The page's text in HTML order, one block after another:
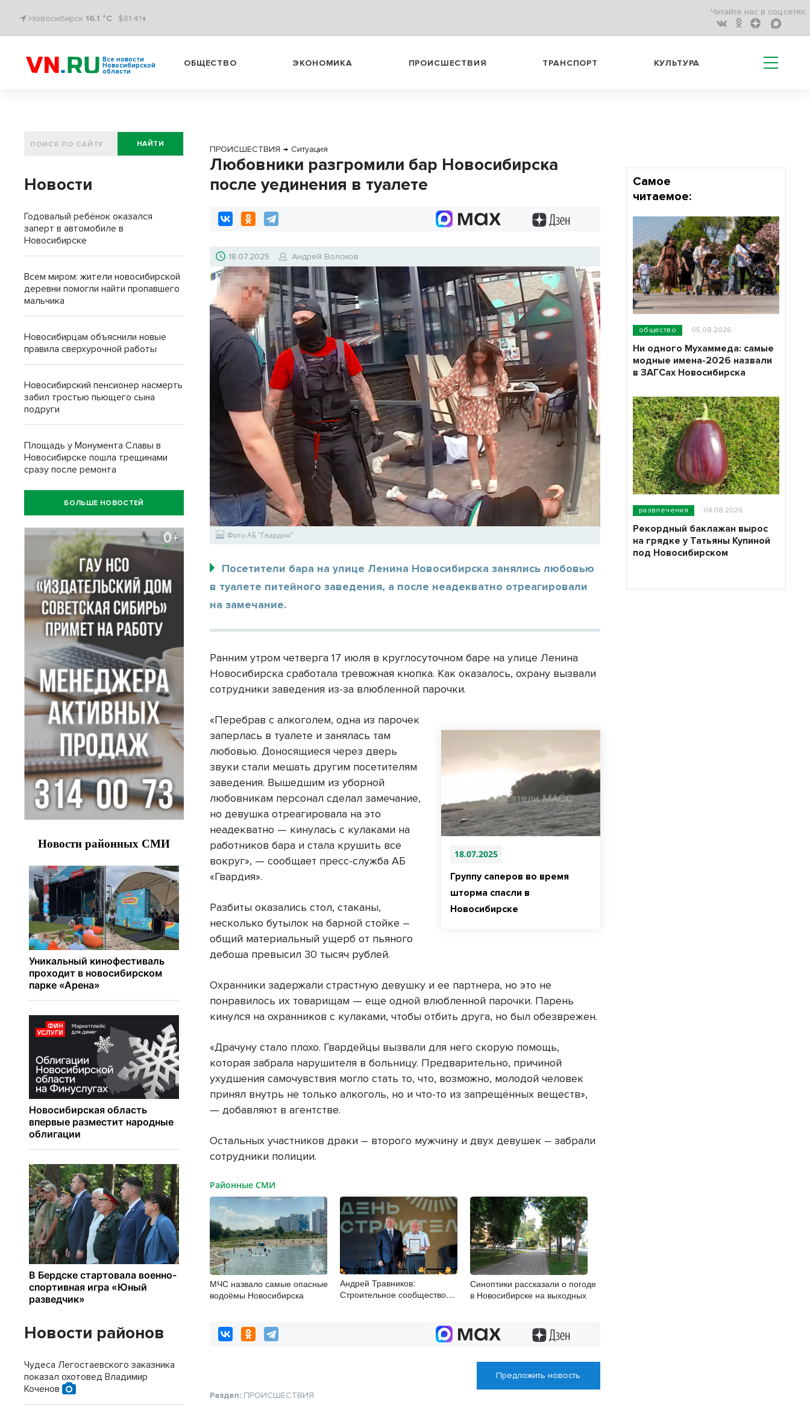
Новосибирск 16.1 °C $81.41↑
Читайте нас в соц.сетях:
Все новости
Новосибирской
области
ОБЩЕСТВО ЭКОНОМИКА ПРОИСШЕСТВИЯ ТРАНСПОРТ КУЛЬТУРА
ПРОИСШЕСТВИЯ → Ситуация
Любовники разгромили бар Новосибирска
после уединения в туалете
18.07.2025 Андрей Волохов
Фото АБ "Гвардия"
Посетители бара на улице Ленина Новосибирска занялись любовью
в туалете питейного заведения, а после неадекватно отреагировали
на замечание.
Ранним утром четверга 17 июля в круглосуточном баре на улице Ленина
Новосибирска сработала тревожная кнопка. Как оказалось, охрану вызвали
сотрудники заведения из-за влюбленной парочки.
18.07.2025
Группу саперов во время
шторма спасли в
Новосибирске
«Перебрав с алкоголем, одна из парочек
заперлась в туалете и занялась там
любовью. Доносящиеся через дверь
звуки стали мешать другим посетителям
заведения. Вышедшим из уборной
любовникам персонал сделал замечание,
но девушка отреагировала на это
неадекватно — кинулась с кулаками на
работников бара и стала крушить все
вокруг», — сообщает пресс-служба АБ
«Гвардия».
Разбиты оказались стол, стаканы,
несколько бутылок на барной стойке –
общий материальный ущерб от пьяного
дебоша превысил 30 тысяч рублей.
Охранники задержали страстную девушку и ее партнера, но это не
понравилось их товарищам — еще одной влюбленной парочки. Парень
кинулся на охранников с кулаками, чтобы отбить друга, но был обезврежен.
«Драчуну стало плохо. Гвардейцы вызвали для него скорую помощь,
которая забрала нарушителя в больницу. Предварительно, причиной
ухудшения самочувствия могло стать то, что, возможно, молодой человек
принял внутрь не только алкоголь, но и что-то из запрещённых веществ»,
— добавляют в агентстве.
Остальных участников драки – второго мужчину и двух девушек – забрали
сотрудники полиции.
Районные СМИ
МЧС назвало самые опасные
водоёмы Новосибирска
Андрей Травников:
Строительное сообщество
Синоптики рассказали о погоде
в Новосибирске на выходных
Предложить новость
Раздел: ПРОИСШЕСТВИЯ
НАЙТИ
Новости
Годовалый ребёнок оказался
заперт в автомобиле в
Новосибирске
Всем миром: жители новосибирской
деревни помогли найти пропавшего
мальчика
Новосибирцам объяснили новые
правила сверхурочной работы
Новосибирский пенсионер насмерть
забил тростью пьющего сына
подруги
Площадь у Монумента Славы в
Новосибирске пошла трещинами
сразу после ремонта
БОЛЬШЕ НОВОСТЕЙ
Новости районов
Чудеса Легостаевского заказника
показал охотовед Владимир
Коченов
Самое
читаемое:
общество 05.08.2026
Ни одного Мухаммеда: самые
модные имена-2026 назвали
в ЗАГСах Новосибирска
развлечения 04.08.2026
Рекордный баклажан вырос
на грядке у Татьяны Купиной
под Новосибирском